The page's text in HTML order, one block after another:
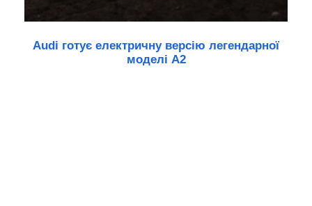
Audi готує електричну версію легендарної
моделі A2